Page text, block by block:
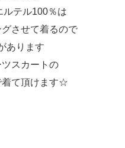
ルテル100％は
させて着るので
あります
スカートの
着て頂けます☆